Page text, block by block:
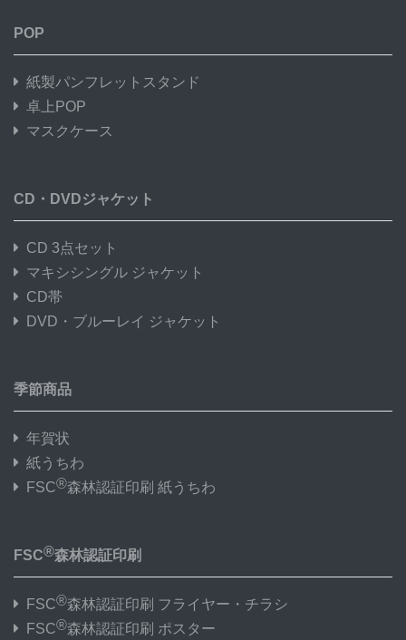
POP
紙製パンフレットスタンド
卓上POP
マスクケース
CD・DVDジャケット
CD 3点セット
マキシシングル ジャケット
CD帯
DVD・ブルーレイ ジャケット
季節商品
年賀状
紙うちわ
FSC®森林認証印刷 紙うちわ
FSC®森林認証印刷
FSC®森林認証印刷 フライヤー・チラシ
FSC®森林認証印刷 ポスター